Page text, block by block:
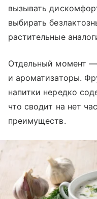
вызывать
выбирать
растительные
Отдельный момент
и ароматизаторы.
напитки нередко
что сводит на нет
преимуществ.